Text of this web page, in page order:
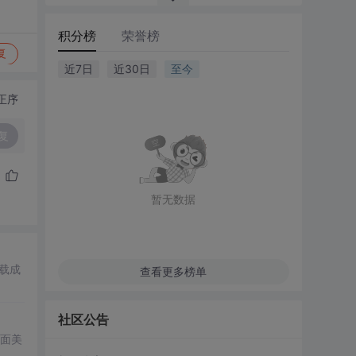
序
成
美
积分榜 荣誉榜
近7日 近30日 至今
暂无数据
查看更多榜单
社区公告